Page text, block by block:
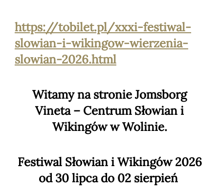
https://tobilet.pl/xxxi-festiwal-
slowian-i-wikingow-wierzenia-
slowian-2026.html
Witamy na stronie Jomsborg
Vineta – Centrum Słowian i
Wikingów w Wolinie.
Festiwal Słowian i Wikingów 2026
od 30 lipca do 02 sierpień